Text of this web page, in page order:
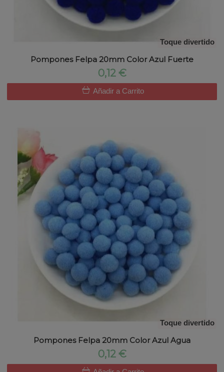
Toque divertido
Pompones Felpa 20mm Color Azul Fuerte
0,12 €
Añadir a Carrito
Toque divertido
Pompones Felpa 20mm Color Azul Agua
0,12 €